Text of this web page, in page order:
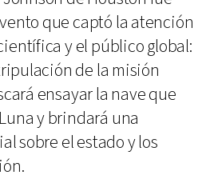
que captó la atención
y el público global:
de la misión
ensayar la nave que
y brindará una
sobre el estado y los